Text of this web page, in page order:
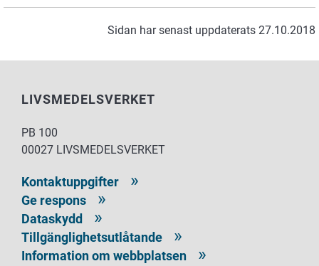
Sidan har senast uppdaterats 27.10.2018
LIVSMEDELSVERKET
PB 100
00027 LIVSMEDELSVERKET
Kontaktuppgifter
Ge respons
Dataskydd
Tillgänglighetsutlåtande
Information om webbplatsen